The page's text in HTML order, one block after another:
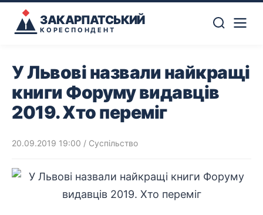
ЗАКАРПАТСЬКИЙ
КОРЕСПОНДЕНТ
У Львові назвали найкращі
книги Форуму видавців
2019. Хто переміг
20.09.2019 19:00 / Суспільство